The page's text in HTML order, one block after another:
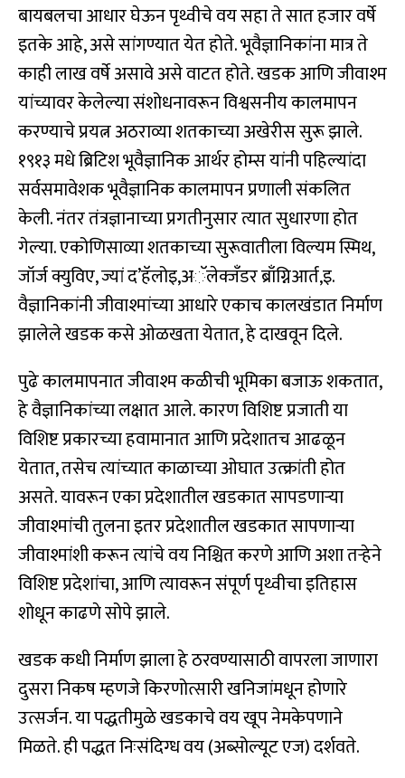
बायबलचा आधार घेऊन पृथ्वीचे वय सहा ते सात हजार वर्षे
इतके आहे, असे सांगण्यात येत होते. भूवैज्ञानिकांना मात्र ते
काही लाख वर्षे असावे असे वाटत होते. खडक आणि जीवाश्म
यांच्यावर केलेल्या संशोधनावरून विश्वसनीय कालमापन
करण्याचे प्रयत्न अठराव्या शतकाच्या अखेरीस सुरू झाले.
१९१३ मधे ब्रिटिश भूवैज्ञानिक आर्थर होम्स यांनी पहिल्यांदा
सर्वसमावेशक भूवैज्ञानिक कालमापन प्रणाली संकलित
केली. नंतर तंत्रज्ञानाच्या प्रगतीनुसार त्यात सुधारणा होत
गेल्या. एकोणिसाव्या शतकाच्या सुरूवातीला विल्यम स्मिथ,
जॉर्ज क्युविए, ज्यां द’हॅलोइ,अॅलेक्जॅंडर ब्राँग्निआर्त,इ.
वैज्ञानिकांनी जीवाश्मांच्या आधारे एकाच कालखंडात निर्माण
झालेले खडक कसे ओळखता येतात, हे दाखवून दिले.
पुढे कालमापनात जीवाश्म कळीची भूमिका बजाऊ शकतात,
हे वैज्ञानिकांच्या लक्षात आले. कारण विशिष्ट प्रजाती या
विशिष्ट प्रकारच्या हवामानात आणि प्रदेशातच आढळून
येतात, तसेच त्यांच्यात काळाच्या ओघात उत्क्रांती होत
असते. यावरून एका प्रदेशातील खडकात सापडणार्‍या
जीवाश्मांची तुलना इतर प्रदेशातील खडकात सापणार्‍या
जीवाश्मांशी करून त्यांचे वय निश्चित करणे आणि अशा तर्‍हेने
विशिष्ट प्रदेशांचा, आणि त्यावरून संपूर्ण पृथ्वीचा इतिहास
शोधून काढणे सोपे झाले.
खडक कधी निर्माण झाला हे ठरवण्यासाठी वापरला जाणारा
दुसरा निकष म्हणजे किरणोत्सारी खनिजांमधून होणारे
उत्सर्जन. या पद्धतीमुळे खडकाचे वय खूप नेमकेपणाने
मिळते. ही पद्धत निःसंदिग्ध वय (अब्सोल्यूट एज) दर्शवते.